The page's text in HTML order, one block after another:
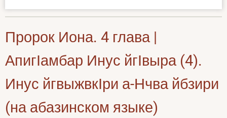
Пророк Иона. 4 глава |
АпигӀамбар Инус йгӀвыра (4).
Инус йгвыжвкӀри а-Нчва йбзири
(на абазинском языке)